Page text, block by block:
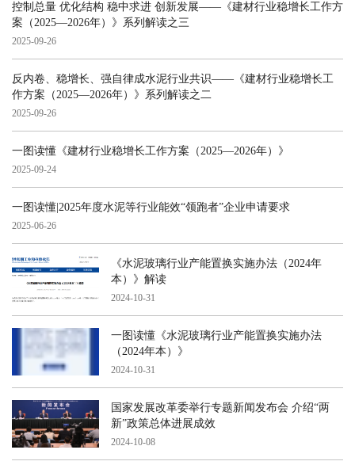
控制总量 优化结构 稳中求进 创新发展——《建材行业稳增长工作方
案（2025—2026年）》系列解读之三
2025-09-26
反内卷、稳增长、强自律成水泥行业共识——《建材行业稳增长工
作方案（2025—2026年）》系列解读之二
2025-09-26
一图读懂《建材行业稳增长工作方案（2025—2026年）》
2025-09-24
一图读懂|2025年度水泥等行业能效“领跑者”企业申请要求
2025-06-26
《水泥玻璃行业产能置换实施办法（2024年
本）》解读
2024-10-31
一图读懂《水泥玻璃行业产能置换实施办法
（2024年本）》
2024-10-31
国家发展改革委举行专题新闻发布会 介绍“两
新”政策总体进展成效
2024-10-08